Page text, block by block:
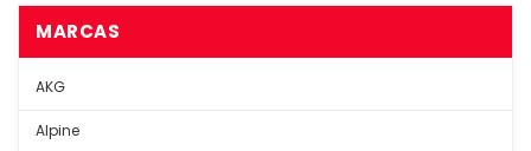
MARCAS
AKG
Alpine